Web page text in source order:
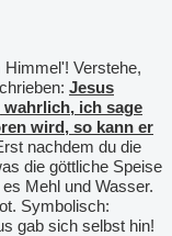
Verstehe,
Jesus
ich sage
wird, so kann er
nachdem du die
die göttliche Speise
Mehl und Wasser.
Symbolisch:
gab sich selbst hin!